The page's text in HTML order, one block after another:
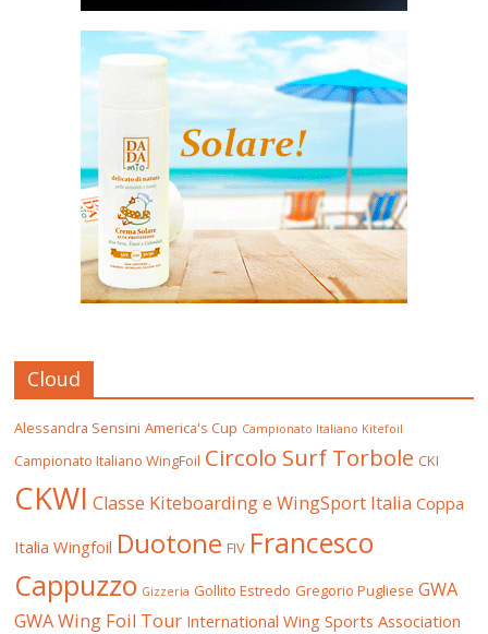
Cloud
Alessandra Sensini America's Cup Campionato Italiano Kitefoil
Campionato Italiano WingFoil Circolo Surf Torbole CKI
CKWI Classe Kiteboarding e WingSport Italia Coppa
Italia Wingfoil Duotone FIV Francesco
Cappuzzo Gizzeria Gollito Estredo Gregorio Pugliese GWA
GWA Wing Foil Tour International Wing Sports Association